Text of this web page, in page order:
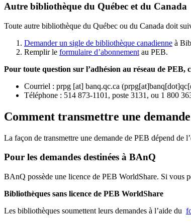
Autre bibliothèque du Québec et du Canada
Toute autre bibliothèque du Québec ou du Canada doit
Demander un sigle de bibliothèque canadienne à
Remplir le formulaire d’abonnement au PEB.
Pour toute question sur l’adhésion au réseau de PEB,
Courriel : prpg [at] banq.qc.ca (
Téléphone : 514 873-1101, poste 3131, ou 1 800
Comment transmettre une
La façon de transmettre une demande de PEB dépend de
Pour les demandes destinées à BAnQ
BAnQ possède une licence de PEB WorldShare. Si vous
Bibliothèques sans licence de PEB WorldShare
Les bibliothèques soumettent leurs demandes à l’aide du